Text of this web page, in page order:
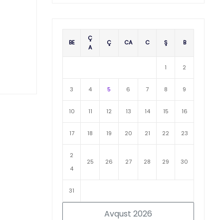
Avqust 2026
BE
Ç
A
Ç CA C Ş B
1 2
3 4 5 6 7 8 9
10 11 12 13 14 15 16
17 18 19 20 21 22 23
2
4
25 26 27 28 29 30
31